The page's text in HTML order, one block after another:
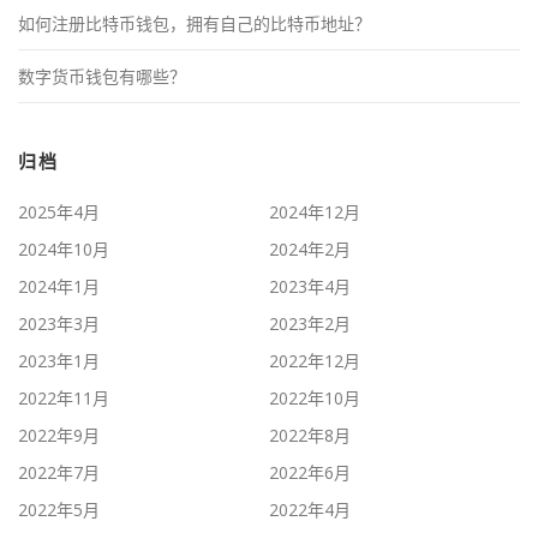
如何注册比特币钱包，拥有自己的比特币地址？
数字货币钱包有哪些？
归档
2025年4月
2024年12月
2024年10月
2024年2月
2024年1月
2023年4月
2023年3月
2023年2月
2023年1月
2022年12月
2022年11月
2022年10月
2022年9月
2022年8月
2022年7月
2022年6月
2022年5月
2022年4月